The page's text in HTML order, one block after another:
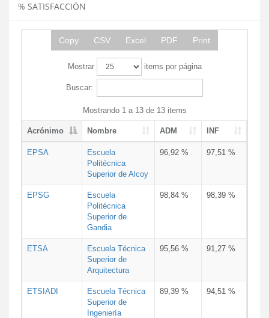
% SATISFACCIÓN
Copy CSV Excel PDF Print
Mostrar items por página
Buscar:
Mostrando 1 a 13 de 13 items
Acrónimo Nombre ADM INF
EPSA
Escuela
Politécnica
Superior de Alcoy
96,92 % 97,51 %
EPSG
Escuela
Politécnica
Superior de
Gandia
98,84 % 98,39 %
ETSA
Escuela Técnica
Superior de
Arquitectura
95,56 % 91,27 %
ETSIADI
Escuela Técnica
Superior de
Ingeniería
89,39 % 94,51 %